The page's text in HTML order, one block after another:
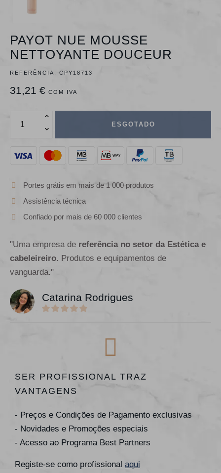
PAYOT NUE MOUSSE
NETTOYANTE DOUCEUR
REFERÊNCIA: CPY18713
31,21 € COM IVA
ESGOTADO
Portes grátis em mais de 1 000 produtos
Assistência técnica
Confiado por mais de 60 000 clientes
"Uma empresa de referência no setor da Estética e
cabeleireiro. Produtos e equipamentos de
vanguarda."
Catarina Rodrigues
SER PROFISSIONAL TRAZ
VANTAGENS
- Preços e Condições de Pagamento exclusivas
- Novidades e Promoções especiais
- Acesso ao Programa Best Partners
Registe-se como profissional aqui